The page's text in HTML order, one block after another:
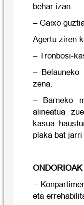
behar izan.
– Gaixo
Agertu ziren
– Tronbosi-
– Belauneko
zena.
– Barneko
alineatua
kasua
plaka bat
ONDORIOAK
–
eta